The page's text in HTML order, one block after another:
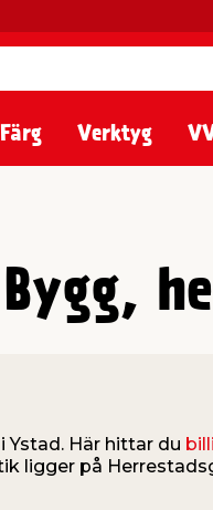
Färg Verktyg
Här hittar du
ligger på